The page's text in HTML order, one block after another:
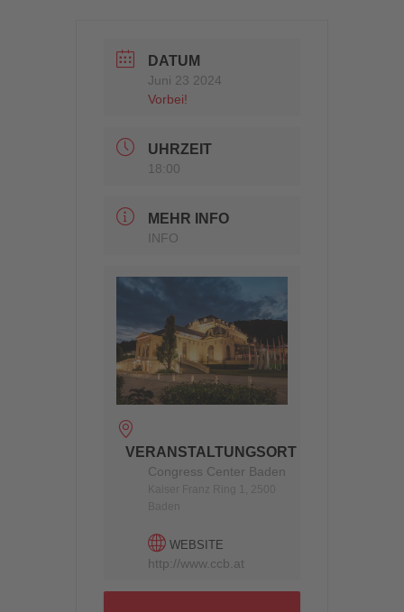
DATUM
Juni 23 2024
Vorbei!
UHRZEIT
18:00
MEHR INFO
INFO
VERANSTALTUNGSORT
Congress Center Baden
WEBSITE
http://www.ccb.at